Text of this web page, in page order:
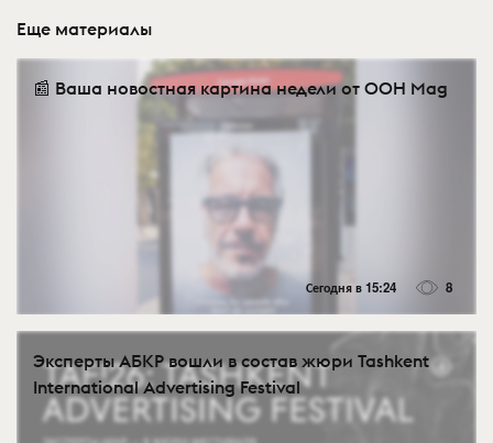
Еще материалы
📰 Ваша новостная картина недели от OOH Mag
Сегодня в 15:24 8
Эксперты АБКР вошли в состав жюри Tashkent
International Advertising Festival